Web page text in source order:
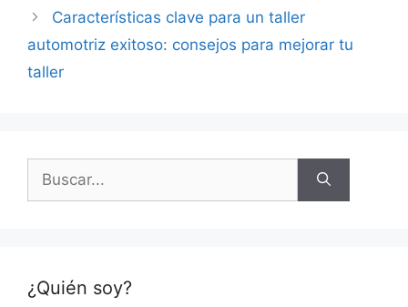
Características clave para un taller
automotriz exitoso: consejos para mejorar tu
taller
¿Quién soy?